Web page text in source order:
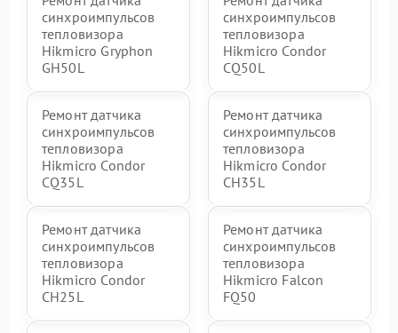
синхроимпульсов
тепловизора
Hikmicro Gryphon
GH50L
синхроимпульсов
тепловизора
Hikmicro Condor
CQ50L
Ремонт датчика
синхроимпульсов
тепловизора
Hikmicro Condor
CQ35L
Ремонт датчика
синхроимпульсов
тепловизора
Hikmicro Condor
CH35L
Ремонт датчика
синхроимпульсов
тепловизора
Hikmicro Condor
CH25L
Ремонт датчика
синхроимпульсов
тепловизора
Hikmicro Falcon
FQ50